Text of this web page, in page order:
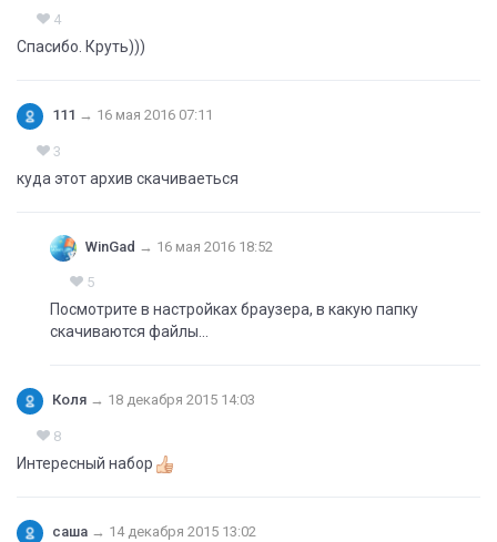
4
Спасибо. Круть)))
111 → 16 мая 2016 07:11
3
куда этот архив скачиваеться
WinGad → 16 мая 2016 18:52
5
Посмотрите в настройках браузера, в какую папку
скачиваются файлы...
Коля → 18 декабря 2015 14:03
8
Интересный набор
саша → 14 декабря 2015 13:02